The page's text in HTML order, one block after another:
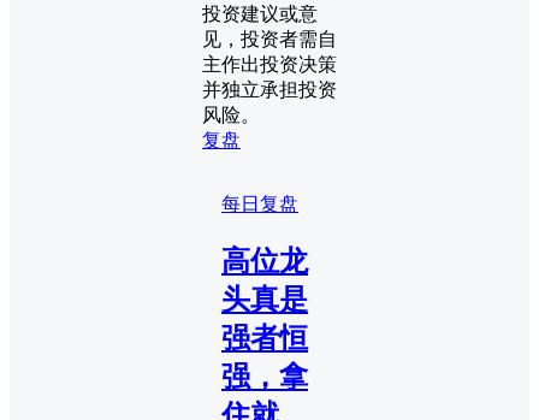
投资建议或意
见，投资者需自
主作出投资决策
并独立承担投资
风险。
复盘
每日复盘
高位龙
头真是
强者恒
强，拿